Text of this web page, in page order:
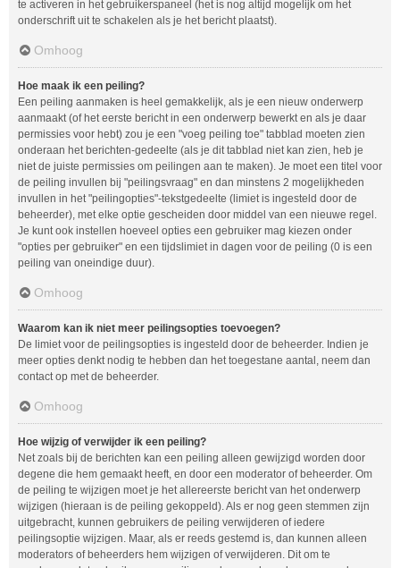
te activeren in het gebruikerspaneel (het is nog altijd mogelijk om het
onderschrift uit te schakelen als je het bericht plaatst).
Omhoog
Hoe maak ik een peiling?
Een peiling aanmaken is heel gemakkelijk, als je een nieuw onderwerp
aanmaakt (of het eerste bericht in een onderwerp bewerkt en als je daar
permissies voor hebt) zou je een "voeg peiling toe" tabblad moeten zien
onderaan het berichten-gedeelte (als je dit tabblad niet kan zien, heb je
niet de juiste permissies om peilingen aan te maken). Je moet een titel voor
de peiling invullen bij "peilingsvraag" en dan minstens 2 mogelijkheden
invullen in het "peilingopties"-tekstgedeelte (limiet is ingesteld door de
beheerder), met elke optie gescheiden door middel van een nieuwe regel.
Je kunt ook instellen hoeveel opties een gebruiker mag kiezen onder
"opties per gebruiker" en een tijdslimiet in dagen voor de peiling (0 is een
peiling van oneindige duur).
Omhoog
Waarom kan ik niet meer peilingsopties toevoegen?
De limiet voor de peilingsopties is ingesteld door de beheerder. Indien je
meer opties denkt nodig te hebben dan het toegestane aantal, neem dan
contact op met de beheerder.
Omhoog
Hoe wijzig of verwijder ik een peiling?
Net zoals bij de berichten kan een peiling alleen gewijzigd worden door
degene die hem gemaakt heeft, en door een moderator of beheerder. Om
de peiling te wijzigen moet je het allereerste bericht van het onderwerp
wijzigen (hieraan is de peiling gekoppeld). Als er nog geen stemmen zijn
uitgebracht, kunnen gebruikers de peiling verwijderen of iedere
peilingsoptie wijzigen. Maar, als er reeds gestemd is, dan kunnen alleen
moderators of beheerders hem wijzigen of verwijderen. Dit om te